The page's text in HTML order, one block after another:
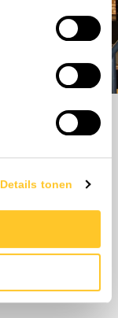
Details tonen
bereikbaar